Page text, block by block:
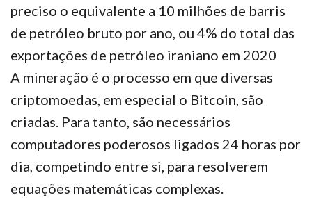
preciso o equivalente a 10 milhões de barris
de petróleo bruto por ano, ou 4% do total das
exportações de petróleo iraniano em 2020
A mineração é o processo em que diversas
criptomoedas, em especial o Bitcoin, são
criadas. Para tanto, são necessários
computadores poderosos ligados 24 horas por
dia, competindo entre si, para resolverem
equações matemáticas complexas.